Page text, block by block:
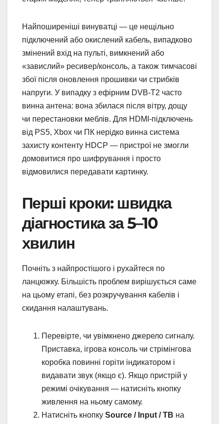
Найпоширеніші винуватці — це нещільно
підключений або окислений кабель, випадково
змінений вхід на пульті, вимкнений або
«завислий» ресивер/консоль, а також тимчасові
збої після оновлення прошивки чи стрибків
напруги. У випадку з ефірним DVB-T2 часто
винна антена: вона збилася після вітру, дощу
чи перестановки меблів. Для HDMI-підключень
від PS5, Xbox чи ПК нерідко винна система
захисту контенту HDCP — пристрої не змогли
домовитися про шифрування і просто
відмовилися передавати картинку.
Перші кроки: швидка
діагностика за 5–10
хвилин
Почніть з найпростішого і рухайтеся по
ланцюжку. Більшість проблем вирішується саме
на цьому етапі, без розкручування кабелів і
скидання налаштувань.
Перевірте, чи увімкнено джерело сигналу.
Приставка, ігрова консоль чи стрімінгова
коробка повинні горіти індикатором і
видавати звук (якщо є). Якщо пристрій у
режимі очікування — натисніть кнопку
живлення на ньому самому.
Натисніть кнопку Source / Input / ТВ на